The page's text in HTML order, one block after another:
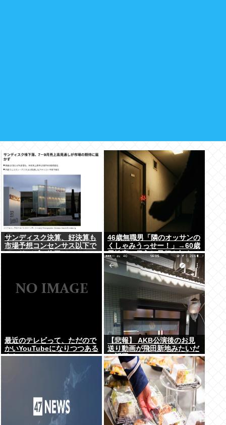
サンディスク決算、好決算も
市場予想コンセンサス以下で
メモリバブル終了へ
46歳無職男「隣のオッサンの
くしゃみうっせー！」→60歳
男性宅に侵入し暴行を加えて
逮捕
最近のテレビって、ただので
かいYouTubeになりつつある
よな
【悲報】 AKB公演後のお見
送り動画が飛田新地みたいだ
と話題に・・・